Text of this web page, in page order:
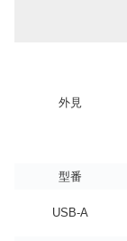
外見
型番
USB-A